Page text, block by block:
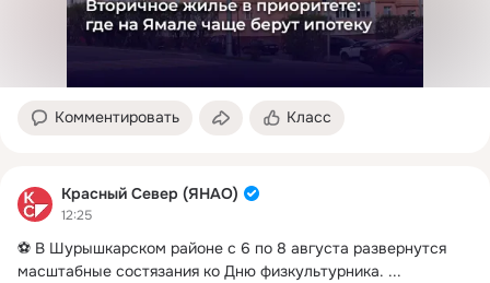
Комментировать Класс
Красный Север (ЯНАО)
12:25
⚽️ В Шурышкарском районе с 6 по 8 августа развернутся
масштабные состязания ко Дню физкультурника. ...